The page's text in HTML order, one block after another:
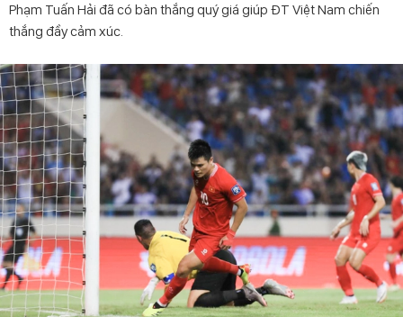
Phạm Tuấn Hải đã có bàn thắng quý giá giúp ĐT Việt Nam chiến
thắng đầy cảm xúc.